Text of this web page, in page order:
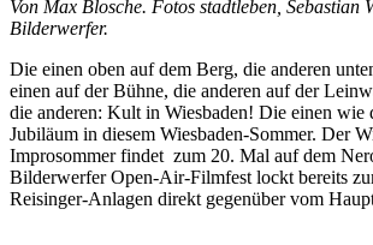
Von Max Blosche. Fotos stadtleben, Sebastian
Bilderwerfer.
Die einen oben auf dem Berg, die anderen
einen auf der Bühne, die anderen auf der
die anderen: Kult in Wiesbaden! Die einen wie
Jubiläum in diesem Wiesbaden-Sommer. Der
Improsommer findet zum 20. Mal auf dem
Bilderwerfer Open-Air-Filmfest lockt bereits
Reisinger-Anlagen direkt gegenüber vom